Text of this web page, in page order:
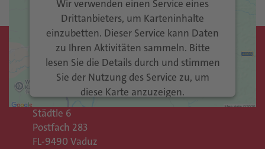
Wir verwenden einen Service eines
Drittanbieters, um Karteninhalte
einzubetten. Dieser Service kann Daten
zu Ihren Aktivitäten sammeln. Bitte
lesen Sie die Details durch und stimmen
Sie der Nutzung des Service zu, um
diese Karte anzuzeigen.
Kontakt
Gemeinde Vaduz
Rathaus
Städtle 6
Postfach 283
FL-9490 Vaduz